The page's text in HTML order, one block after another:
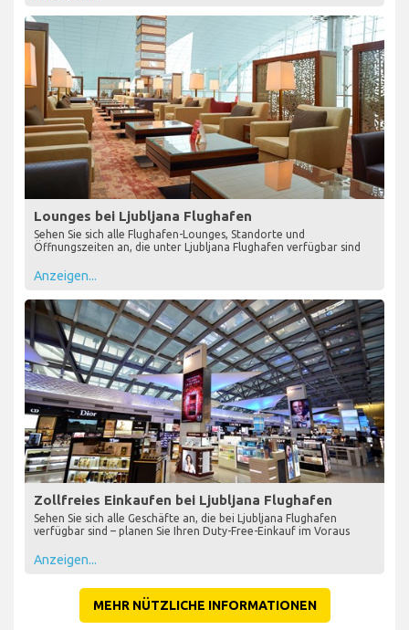
Lounges bei Ljubljana Flughafen
Sehen Sie sich alle Flughafen-Lounges, Standorte und
Öffnungszeiten an, die unter Ljubljana Flughafen verfügbar sind
Anzeigen...
Zollfreies Einkaufen bei Ljubljana Flughafen
Sehen Sie sich alle Geschäfte an, die bei Ljubljana Flughafen
verfügbar sind – planen Sie Ihren Duty-Free-Einkauf im Voraus
Anzeigen...
MEHR NÜTZLICHE INFORMATIONEN